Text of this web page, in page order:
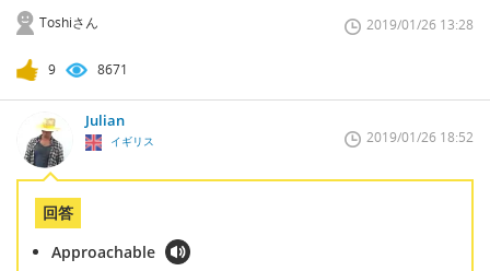
Toshiさん 2019/01/26 13:28
9 8671
Julian
イギリス 2019/01/26 18:52
回答
Approachable